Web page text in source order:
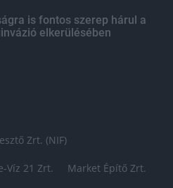
is fontos szerep hárul a
elkerülésében
Zrt. (NIF)
Víz 21 Zrt. Market Építő Zrt.